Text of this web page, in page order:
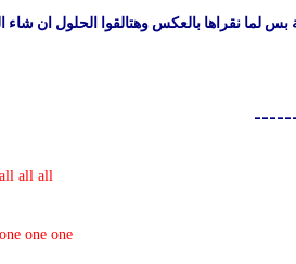
بس لما نقراها بالعكس وهتالقوا الحلول ان شاء
all all
one one